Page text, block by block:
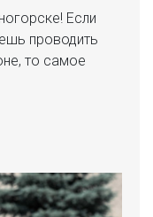
Если
проводить
то самое